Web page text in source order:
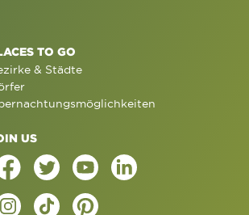
TO GO
& Städte
US